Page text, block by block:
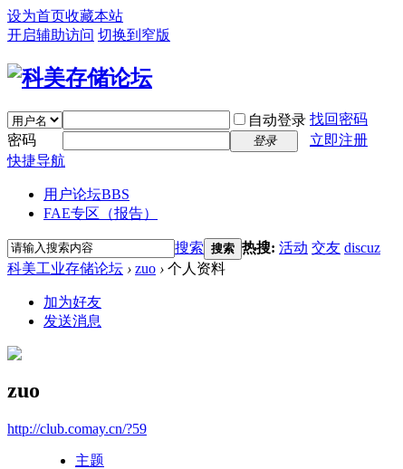
设为首页收藏本站
开启辅助访问 切换到窄版
自动登录 找回密码
密码
登录
立即注册
快捷导航
用户论坛BBS
FAE专区（报告）
搜索 搜索 热搜: 活动 交友 discuz
科美工业存储论坛 › zuo › 个人资料
加为好友
发送消息
zuo
http://club.comay.cn/?59
主题